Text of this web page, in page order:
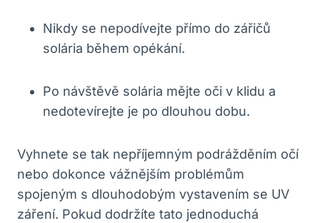
Nikdy se nepodívejte přímo do ‍zářičů
solária během opékání.
Po‌ návštěvě solária mějte oči v ⁢klidu a
⁤nedotevírejte​ je po dlouhou‌ dobu.
Vyhnete se⁤ tak nepříjemným podrážděním očí
nebo dokonce vážnějším problémům
spojeným s dlouhodobým⁣ vystavením ​se⁤ UV
záření. Pokud dodržíte tato jednoduchá⁤